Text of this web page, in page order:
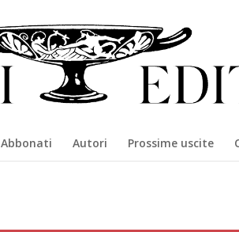
Abbonati Autori Prossime uscite